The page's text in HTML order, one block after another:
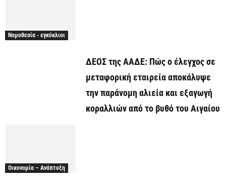
Νομοθεσία - εγκύκλιοι
ΔΕΟΣ της ΑΑΔΕ: Πώς ο έλεγχος σε
μεταφορική εταιρεία αποκάλυψε
την παράνομη αλιεία και εξαγωγή
κοραλλιών από το βυθό του Αιγαίου
Οικονομία – Ανάπτυξη